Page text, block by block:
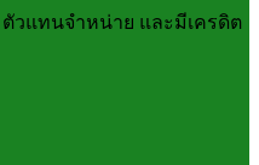
วแทนจำหน่าย และมีเครดิต